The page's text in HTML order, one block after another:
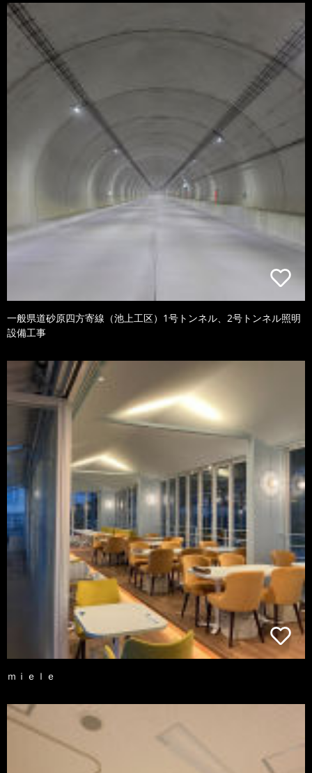
一般県道砂原四方寄線（池上工区）1号トンネル、2号トンネル照明
設備工事
ｍｉｅｌｅ